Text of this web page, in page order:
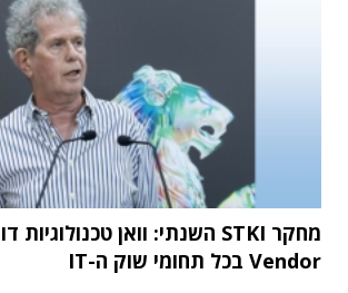
Vendor בכל תחומי שוק ה-IT